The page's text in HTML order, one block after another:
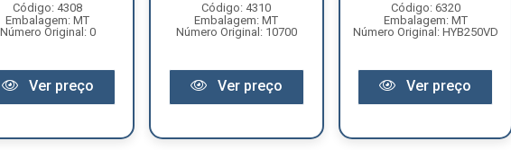
Código: 4308
Embalagem: MT
Número Original: 0
Ver preço
Código: 4310
Embalagem: MT
Número Original: 10700
Ver preço
Código: 6320
Embalagem: MT
Número Original: HYB250VD
Ver preço